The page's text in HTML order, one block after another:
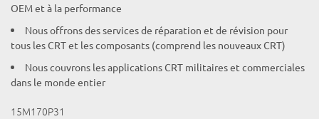
OEM et à la performance
Nous offrons des services de réparation et de révision pour
tous les CRT et les composants (comprend les nouveaux CRT)
Nous couvrons les applications CRT militaires et commerciales
dans le monde entier
15M170P31